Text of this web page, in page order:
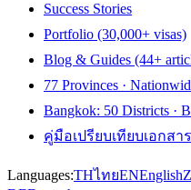
Success Stories
Portfolio (30,000+ visas)
Blog & Guides (44+
77 Provinces ·
Bangkok: 50 Districts ·
คู่มือเปรียบเทียบเอกสา
Languages:THไทยENEnglish